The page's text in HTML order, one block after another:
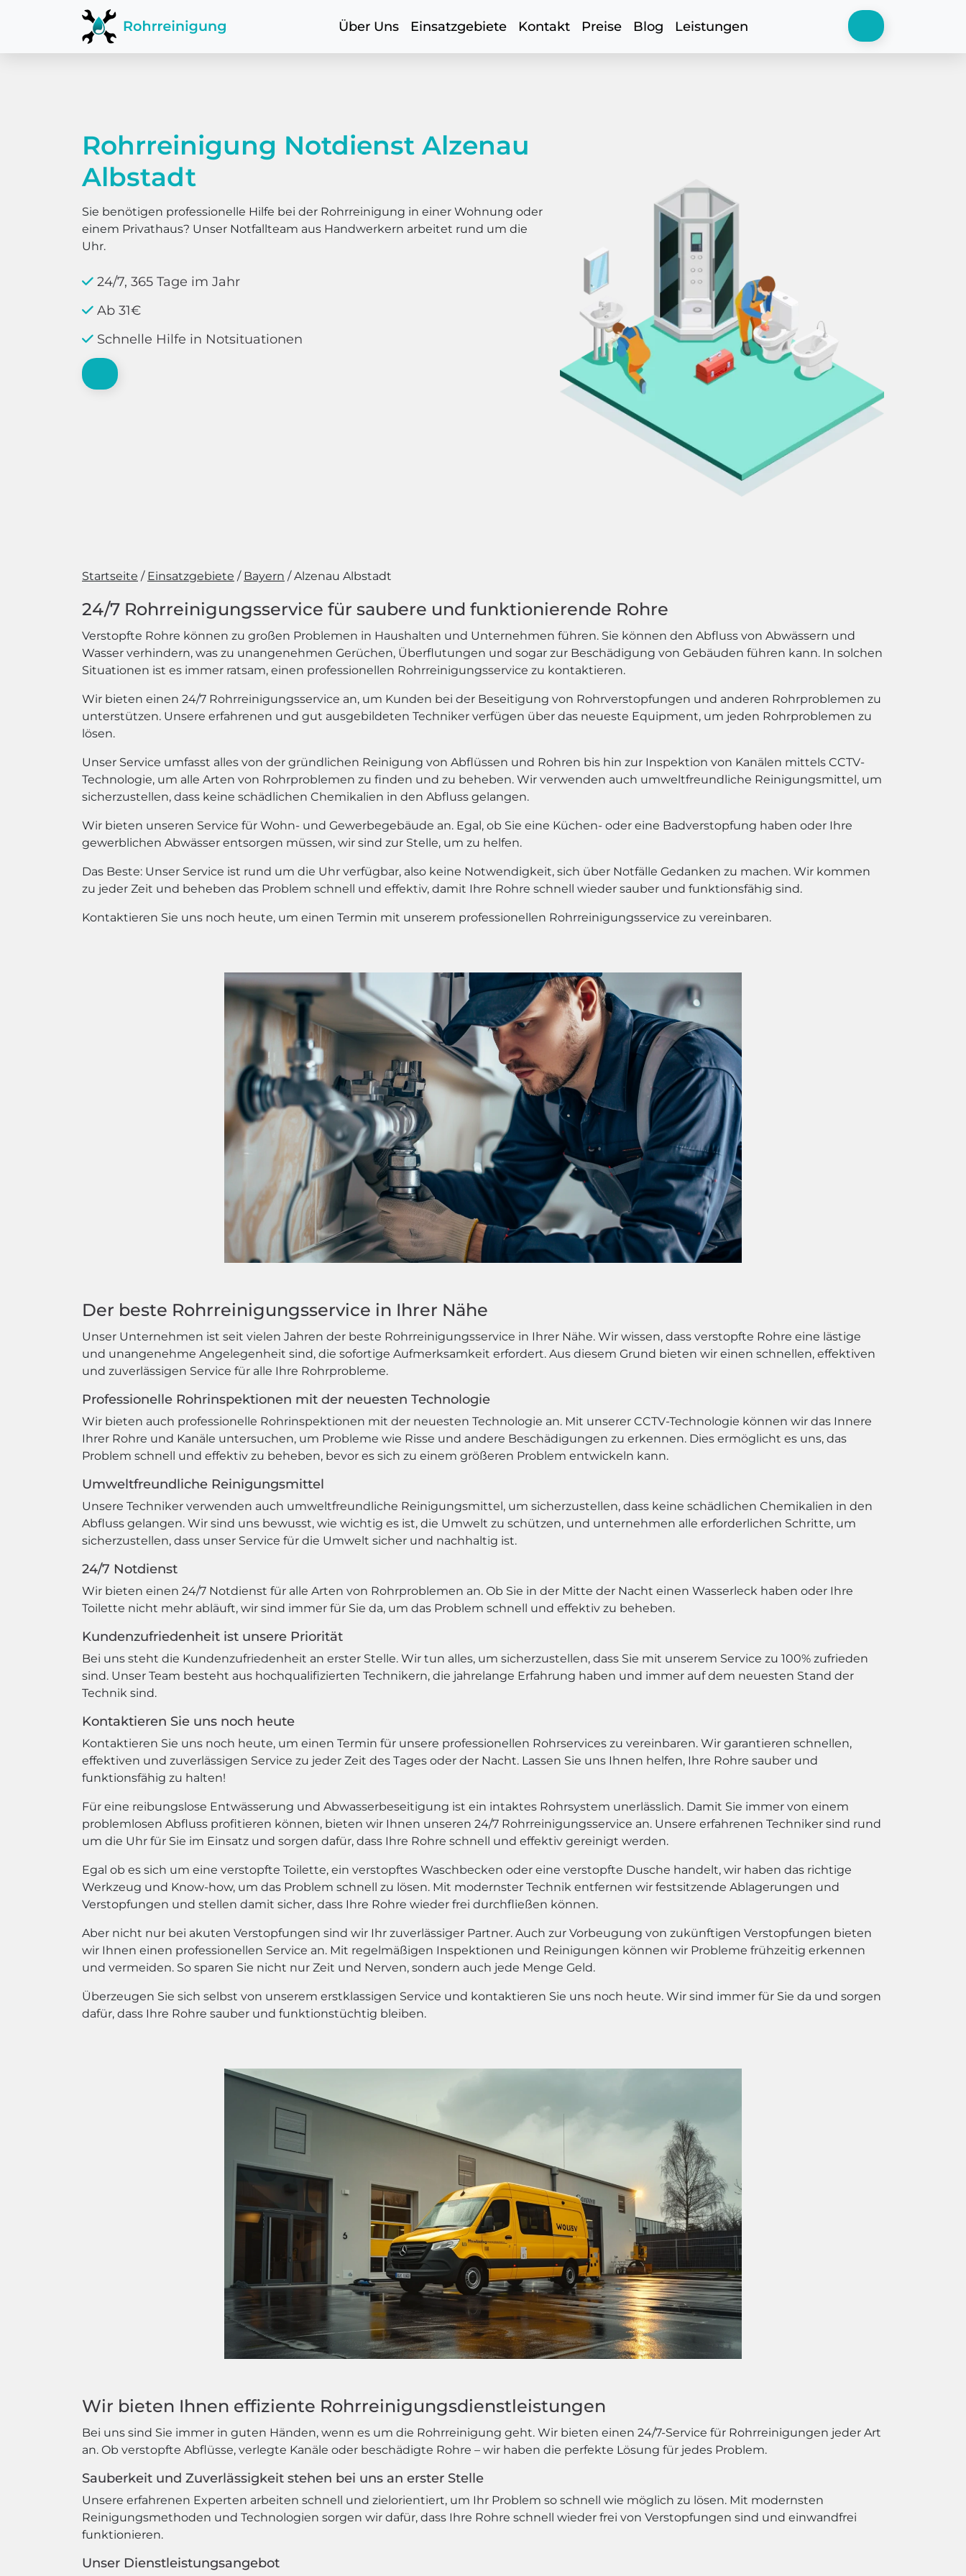
Über Uns Einsatzgebiete Kontakt Preise Blog Leistungen
Rohrreinigung Notdienst Alzenau
Albstadt
Sie benötigen professionelle Hilfe bei der Rohrreinigung in einer Wohnung oder
einem Privathaus? Unser Notfallteam aus Handwerkern arbeitet rund um die
Uhr.
24/7, 365 Tage im Jahr
Ab 31€
Schnelle Hilfe in Notsituationen
Startseite Einsatzgebiete Bayern Alzenau Albstadt
24/7 Rohrreinigungsservice für saubere und funktionierende Rohre
Verstopfte Rohre können zu großen Problemen in Haushalten und Unternehmen führen. Sie können den Abfluss von Abwässern und
Wasser verhindern, was zu unangenehmen Gerüchen, Überflutungen und sogar zur Beschädigung von Gebäuden führen kann. In solchen
Situationen ist es immer ratsam, einen professionellen Rohrreinigungsservice zu kontaktieren.
Wir bieten einen 24/7 Rohrreinigungsservice an, um Kunden bei der Beseitigung von Rohrverstopfungen und anderen Rohrproblemen zu
unterstützen. Unsere erfahrenen und gut ausgebildeten Techniker verfügen über das neueste Equipment, um jeden Rohrproblemen zu
lösen.
Unser Service umfasst alles von der gründlichen Reinigung von Abflüssen und Rohren bis hin zur Inspektion von Kanälen mittels CCTV-
Technologie, um alle Arten von Rohrproblemen zu finden und zu beheben. Wir verwenden auch umweltfreundliche Reinigungsmittel, um
sicherzustellen, dass keine schädlichen Chemikalien in den Abfluss gelangen.
Wir bieten unseren Service für Wohn- und Gewerbegebäude an. Egal, ob Sie eine Küchen- oder eine Badverstopfung haben oder Ihre
gewerblichen Abwässer entsorgen müssen, wir sind zur Stelle, um zu helfen.
Das Beste: Unser Service ist rund um die Uhr verfügbar, also keine Notwendigkeit, sich über Notfälle Gedanken zu machen. Wir kommen
zu jeder Zeit und beheben das Problem schnell und effektiv, damit Ihre Rohre schnell wieder sauber und funktionsfähig sind.
Kontaktieren Sie uns noch heute, um einen Termin mit unserem professionellen Rohrreinigungsservice zu vereinbaren.
Der beste Rohrreinigungsservice in Ihrer Nähe
Unser Unternehmen ist seit vielen Jahren der beste Rohrreinigungsservice in Ihrer Nähe. Wir wissen, dass verstopfte Rohre eine lästige
und unangenehme Angelegenheit sind, die sofortige Aufmerksamkeit erfordert. Aus diesem Grund bieten wir einen schnellen, effektiven
und zuverlässigen Service für alle Ihre Rohrprobleme.
Professionelle Rohrinspektionen mit der neuesten Technologie
Wir bieten auch professionelle Rohrinspektionen mit der neuesten Technologie an. Mit unserer CCTV-Technologie können wir das Innere
Ihrer Rohre und Kanäle untersuchen, um Probleme wie Risse und andere Beschädigungen zu erkennen. Dies ermöglicht es uns, das
Problem schnell und effektiv zu beheben, bevor es sich zu einem größeren Problem entwickeln kann.
Umweltfreundliche Reinigungsmittel
Unsere Techniker verwenden auch umweltfreundliche Reinigungsmittel, um sicherzustellen, dass keine schädlichen Chemikalien in den
Abfluss gelangen. Wir sind uns bewusst, wie wichtig es ist, die Umwelt zu schützen, und unternehmen alle erforderlichen Schritte, um
sicherzustellen, dass unser Service für die Umwelt sicher und nachhaltig ist.
24/7 Notdienst
Wir bieten einen 24/7 Notdienst für alle Arten von Rohrproblemen an. Ob Sie in der Mitte der Nacht einen Wasserleck haben oder Ihre
Toilette nicht mehr abläuft, wir sind immer für Sie da, um das Problem schnell und effektiv zu beheben.
Kundenzufriedenheit ist unsere Priorität
Bei uns steht die Kundenzufriedenheit an erster Stelle. Wir tun alles, um sicherzustellen, dass Sie mit unserem Service zu 100% zufrieden
sind. Unser Team besteht aus hochqualifizierten Technikern, die jahrelange Erfahrung haben und immer auf dem neuesten Stand der
Technik sind.
Kontaktieren Sie uns noch heute
Kontaktieren Sie uns noch heute, um einen Termin für unsere professionellen Rohrservices zu vereinbaren. Wir garantieren schnellen,
effektiven und zuverlässigen Service zu jeder Zeit des Tages oder der Nacht. Lassen Sie uns Ihnen helfen, Ihre Rohre sauber und
funktionsfähig zu halten!
Für eine reibungslose Entwässerung und Abwasserbeseitigung ist ein intaktes Rohrsystem unerlässlich. Damit Sie immer von einem
problemlosen Abfluss profitieren können, bieten wir Ihnen unseren 24/7 Rohrreinigungsservice an. Unsere erfahrenen Techniker sind rund
um die Uhr für Sie im Einsatz und sorgen dafür, dass Ihre Rohre schnell und effektiv gereinigt werden.
Egal ob es sich um eine verstopfte Toilette, ein verstopftes Waschbecken oder eine verstopfte Dusche handelt, wir haben das richtige
Werkzeug und Know-how, um das Problem schnell zu lösen. Mit modernster Technik entfernen wir festsitzende Ablagerungen und
Verstopfungen und stellen damit sicher, dass Ihre Rohre wieder frei durchfließen können.
Aber nicht nur bei akuten Verstopfungen sind wir Ihr zuverlässiger Partner. Auch zur Vorbeugung von zukünftigen Verstopfungen bieten
wir Ihnen einen professionellen Service an. Mit regelmäßigen Inspektionen und Reinigungen können wir Probleme frühzeitig erkennen
und vermeiden. So sparen Sie nicht nur Zeit und Nerven, sondern auch jede Menge Geld.
Überzeugen Sie sich selbst von unserem erstklassigen Service und kontaktieren Sie uns noch heute. Wir sind immer für Sie da und sorgen
dafür, dass Ihre Rohre sauber und funktionstüchtig bleiben.
Wir bieten Ihnen effiziente Rohrreinigungsdienstleistungen
Bei uns sind Sie immer in guten Händen, wenn es um die Rohrreinigung geht. Wir bieten einen 24/7-Service für Rohrreinigungen jeder Art
an. Ob verstopfte Abflüsse, verlegte Kanäle oder beschädigte Rohre – wir haben die perfekte Lösung für jedes Problem.
Sauberkeit und Zuverlässigkeit stehen bei uns an erster Stelle
Unsere erfahrenen Experten arbeiten schnell und zielorientiert, um Ihr Problem so schnell wie möglich zu lösen. Mit modernsten
Reinigungsmethoden und Technologien sorgen wir dafür, dass Ihre Rohre schnell wieder frei von Verstopfungen sind und einwandfrei
funktionieren.
Unser Dienstleistungsangebot